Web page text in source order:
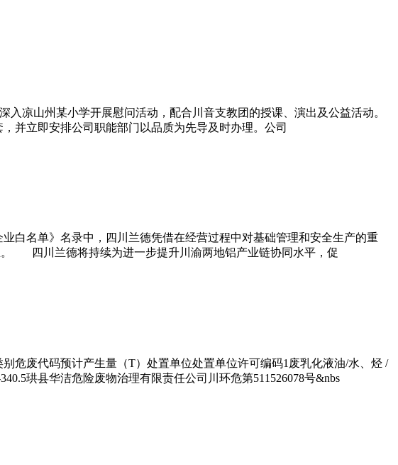
凉山州某小学开展慰问活动，配合川音支教团的授课、演出及公益活动。
并立即安排公司职能部门以品质为先导及时办理。公司
白名单》名录中，四川兰德凭借在经营过程中对基础管理和安全生产的重
。 四川兰德将持续为进一步提升川渝两地铝产业链协同水平，促
危废代码预计产生量（T）处置单位处置单位许可编码1废乳化液油/水、烃 /
珙县华洁危险废物治理有限责任公司川环危第511526078号&nbs